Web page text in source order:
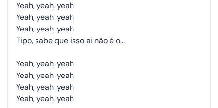
Yeah, yeah, yeah
Yeah, yeah, yeah
Yeah, yeah, yeah
Tipo, sabe que isso aí não é o...
Yeah, yeah, yeah
Yeah, yeah, yeah
Yeah, yeah, yeah
Yeah, yeah, yeah